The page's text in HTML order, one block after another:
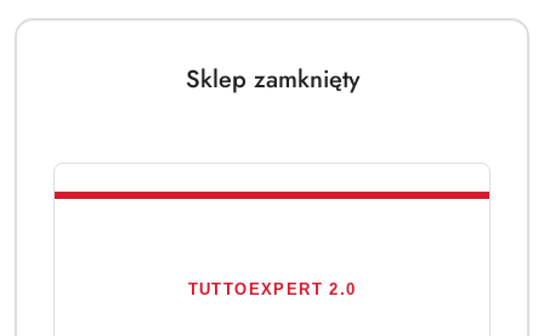
Sklep zamknięty
TUTTOEXPERT 2.0